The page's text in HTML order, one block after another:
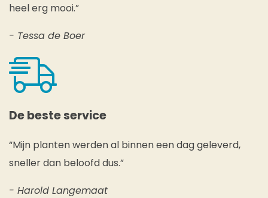
heel erg mooi.”
- Tessa de Boer
De beste service
“Mijn planten werden al binnen een dag geleverd,
sneller dan beloofd dus.”
- Harold Langemaat